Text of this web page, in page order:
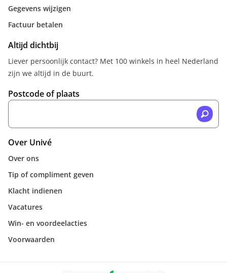
Gegevens wijzigen
Factuur betalen
Altijd dichtbij
Liever persoonlijk contact? Met 100 winkels in heel Nederland
zijn we altijd in de buurt.
Postcode of plaats
Over Univé
Over ons
Tip of compliment geven
Klacht indienen
Vacatures
Win- en voordeelacties
Voorwaarden